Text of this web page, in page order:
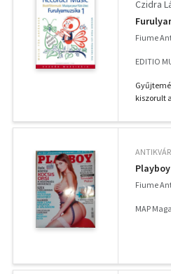
Czidra
Fiume
EDITIO
kiszorult
ANTIKVÁR
Fiume
MAP